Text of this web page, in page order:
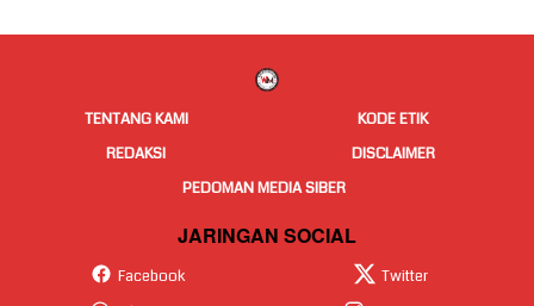
TENTANG KAMI
KODE ETIK
REDAKSI
DISCLAIMER
PEDOMAN MEDIA SIBER
JARINGAN SOCIAL
Facebook
Twitter